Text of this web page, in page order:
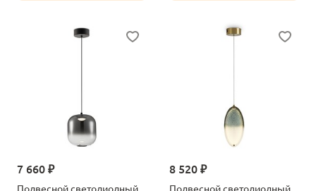
7 660 ₽
Подвесной светодиодный
8 520 ₽
Подвесной светодиодный